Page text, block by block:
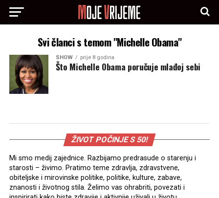
Svi članci s temom "Michelle Obama"
SHOW prije 8 godina
Što Michelle Obama poručuje mlađoj sebi
ŽIVOT POČINJE S 50!
Mi smo medij zajednice. Razbijamo predrasude o starenju i
starosti – živimo. Pratimo teme zdravlja, zdravstvene,
obiteljske i mirovinske politike, politike, kulture, zabave,
znanosti i životnog stila. Želimo vas ohrabriti, povezati i